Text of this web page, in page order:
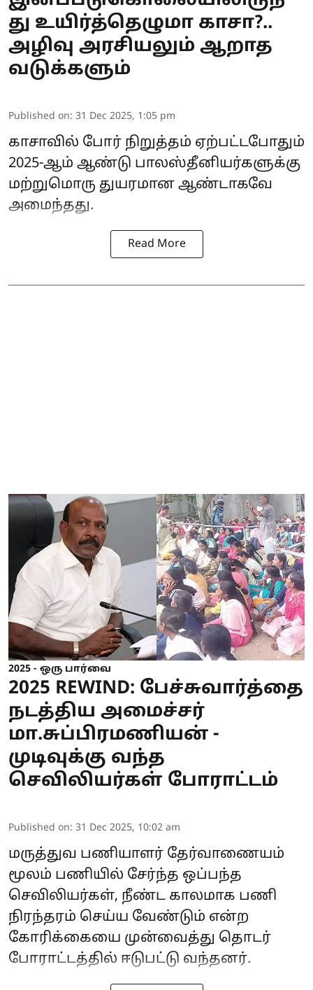
து உயிர்த்தெழுமா காசா?..
அழிவு அரசியலும் ஆறாத
வடுக்களும்
Published on: 31 Dec 2025, 1:05 pm
காசாவில் போர் நிறுத்தம் ஏற்பட்டபோதும்
2025-ஆம் ஆண்டு பாலஸ்தீனியர்களுக்கு
மற்றுமொரு துயரமான ஆண்டாகவே
அமைந்தது.
Read More
2025 - ஒரு பார்வை
2025 REWIND: பேச்சுவார்த்தை
நடத்திய அமைச்சர்
மா.சுப்பிரமணியன் -
முடிவுக்கு வந்த
செவிலியர்கள் போராட்டம்
Published on: 31 Dec 2025, 10:02 am
மருத்துவ பணியாளர் தேர்வாணையம்
மூலம் பணியில் சேர்ந்த ஒப்பந்த
செவிலியர்கள், நீண்ட காலமாக பணி
நிரந்தரம் செய்ய வேண்டும் என்ற
கோரிக்கையை முன்வைத்து தொடர்
போராட்டத்தில் ஈடுபட்டு வந்தனர்.